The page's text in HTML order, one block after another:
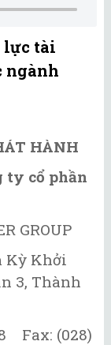
lực tài
ngành
HÀNH
ty cổ phần
GROUP
Kỳ Khởi
3, Thành
Fax: (028)